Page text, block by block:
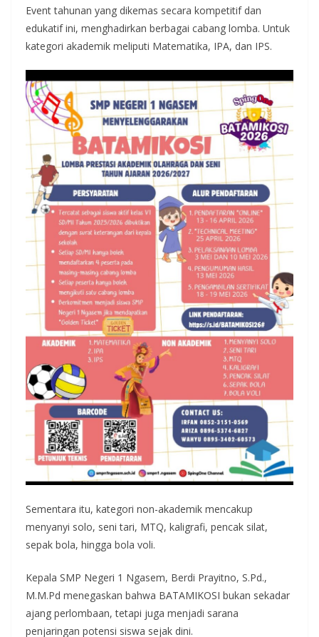
Event tahunan yang dikemas secara kompetitif dan
edukatif ini, menghadirkan berbagai cabang lomba. Untuk
kategori akademik meliputi Matematika, IPA, dan IPS.
Sementara itu, kategori non-akademik mencakup
menyanyi solo, seni tari, MTQ, kaligrafi, pencak silat,
sepak bola, hingga bola voli.
Kepala SMP Negeri 1 Ngasem, Berdi Prayitno, S.Pd.,
M.M.Pd menegaskan bahwa BATAMIKOSI bukan sekadar
ajang perlombaan, tetapi juga menjadi sarana
penjaringan potensi siswa sejak dini.